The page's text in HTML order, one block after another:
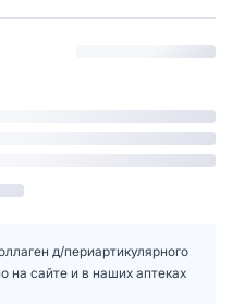
д/периартикулярного
на сайте и в наших аптеках